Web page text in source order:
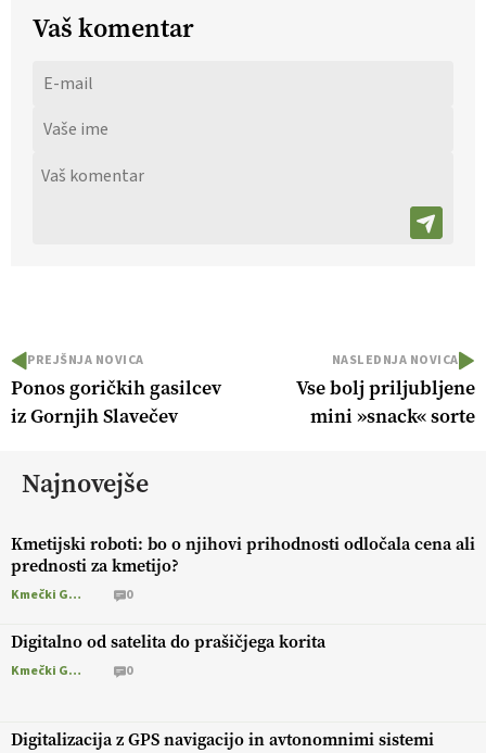
Vaš komentar
PREJŠNJA NOVICA
Ponos goričkih gasilcev
iz Gornjih Slavečev
NASLEDNJA NOVICA
Vse bolj priljubljene
mini »snack« sorte
Najnovejše
Kmetijski roboti: bo o njihovi prihodnosti odločala cena ali
prednosti za kmetijo?
Kmečki Glas 0
Digitalno od satelita do prašičjega korita
Kmečki Glas 0
Digitalizacija z GPS navigacijo in avtonomnimi sistemi